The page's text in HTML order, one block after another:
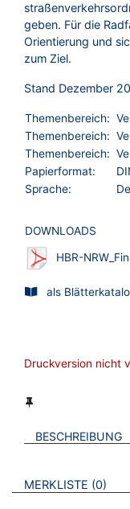
geben. Für die
Orientierung und
zum Ziel.
Stand Dezember
Themenbereich:
Themenbereich:
Themenbereich:
Papierformat:
Sprache:
DOWNLOADS
HBR-
als
Druckversion nicht
BESCHREIBUNG
VERWEISE AUF
MERKLISTE 0